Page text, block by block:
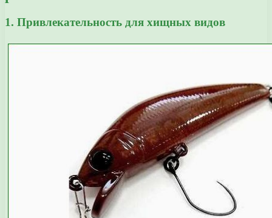
1. Привлекательность для хищных видов